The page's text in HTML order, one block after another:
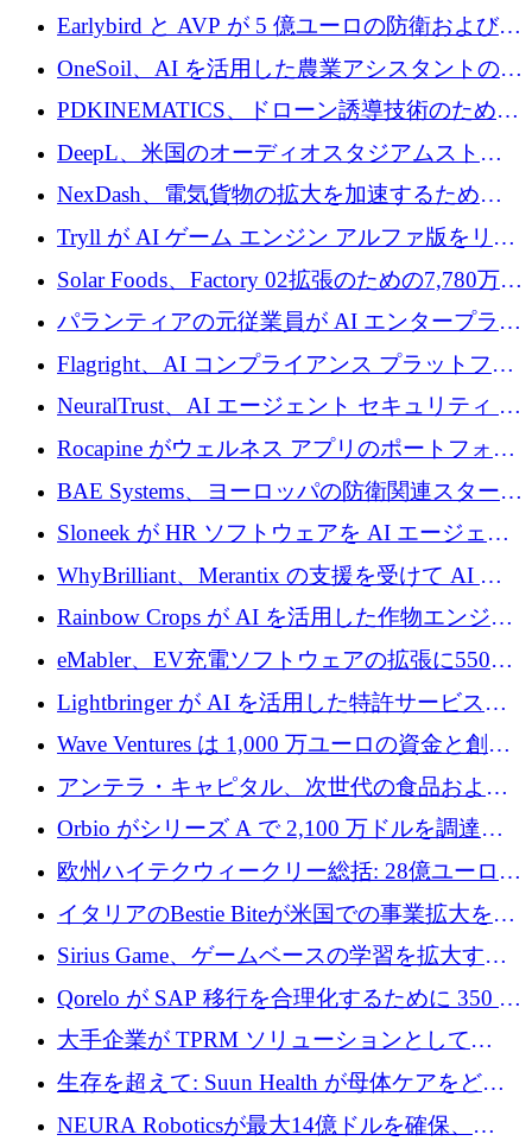
ユーロでMinisaを支援
Earlybird と AVP が 5 億ユーロの防衛および二
重用途の成長基金である E2D を立ち上げる
OneSoil、AI を活用した農業アシスタントの拡
大に​​ 100 万ユーロを確保
PDKINEMATICS、ドローン誘導技術のために
200 万ユーロを調達
DeepL、米国のオーディオスタジアムストリ
ーミング事業Mixhaloを買収
NexDash、電気貨物の拡大を加速するために
EIT Urban Mobilityから250万ユーロを確保
Tryll が AI ゲーム エンジン アルファ版をリリ
ースし、60 万ドルのプレシード資金を確保
Solar Foods、Factory 02拡張のための7,780万ユ
ーロの資金調達パッケージを獲得
パランティアの元従業員が AI エンタープライ
ズ スタートアップの Conduct に 6,000 万ドル
を調達
Flagright、AI コンプライアンス プラットフォ
ームを拡張するためにシリーズ A で 1,250 万
NeuralTrust、AI エージェント セキュリティ プ
ラットフォームの拡張に 2,000 万ドルを調達
Rocapine がウェルネス アプリのポートフォリ
オを拡大するためにシリーズ A で 1,300 万ド
ルを調達
BAE Systems、ヨーロッパの防衛関連スタート
アップの規模拡大を支援するために 5,000 万
ユーロの支援を開始
Sloneek が HR ソフトウェアを AI エージェン
トに変えるために 600 万ドルを調達
WhyBrilliant、Merantix の支援を受けて AI 求
人マッチングを拡大するために 100 万ユーロ
Rainbow Crops が AI を活用した作物エンジニ
アリングを拡張するために 970 万ユーロを調
eMabler、EV充電ソフトウェアの拡張に550万
ユーロを確保
Lightbringer が AI を活用した特許サービスを
拡大するために 1,000 万ドルを調達
Wave Ventures は 1,000 万ユーロの資金と創設
者補助金で 10 周年を迎える
アンテラ・キャピタル、次世代の食品および
アグリテクノロジーのイノベーションを支援
するファンド III の初回クローズ額が 1 億ドル
に到達
Orbio がシリーズ A で 2,100 万ドルを調達、
AI 労働力管理を世界の最前線の労働者に提供
欧州ハイテクウィークリー総括: 28億ユーロの
取引と5月のハイライト
イタリアのBestie Biteが米国での事業拡大を加
速するために150万ユーロを調達
Sirius Game、ゲームベースの学習を拡大する
ために 130 万ユーロの資金調達を完了
Qorelo が SAP 移行を合理化するために 350 万
ドルを調達
大手企業が TPRM ソリューションとして
Vanta を選択する理由
生存を超えて: Suun Health が母体ケアをどの
ように再考しているか
NEURA Roboticsが最大14億ドルを確保、